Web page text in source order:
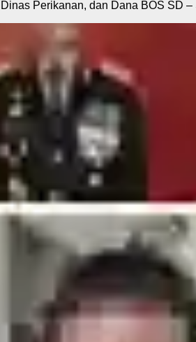
Perikanan, dan Dana BOS SD